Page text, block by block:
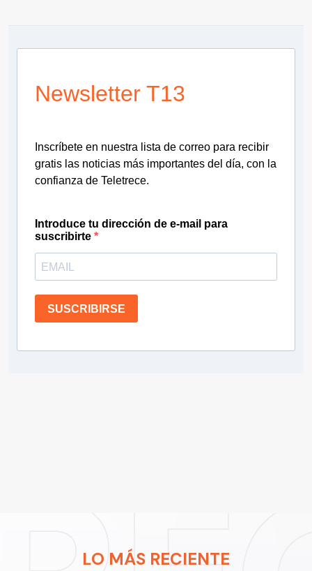
Newsletter T13
Inscríbete en nuestra lista de correo para recibir
gratis las noticias más importantes del día, con la
confianza de Teletrece.
Introduce tu dirección de e-mail para
suscribirte
SUSCRIBIRSE
LO MÁS RECIENTE